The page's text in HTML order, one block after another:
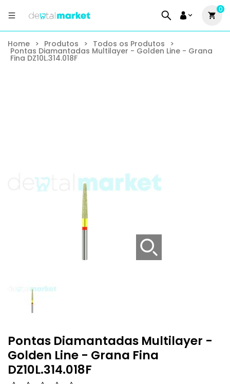
0
Home > Produtos > Todos os Produtos >
Pontas Diamantadas Multilayer - Golden Line - Grana
Fina DZ10L.314.018F
Pontas Diamantadas Multilayer -
Golden Line - Grana Fina
DZ10L.314.018F